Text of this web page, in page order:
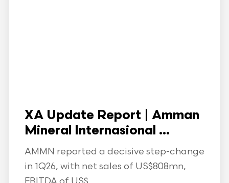
XA Update Report | Amman
Mineral Internasional ...
AMMN reported a decisive step-change
in 1Q26, with net sales of US$808mn,